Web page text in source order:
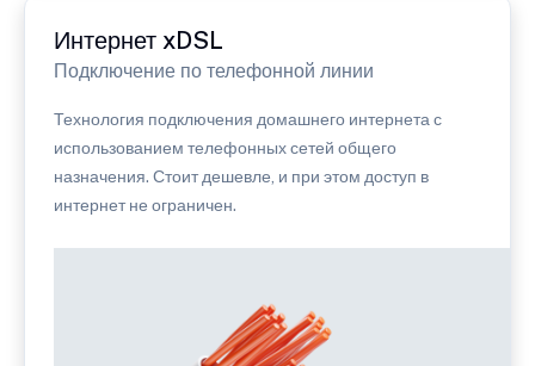
Интернет xDSL
Подключение по телефонной линии
Технология подключения домашнего интернета с
использованием телефонных сетей общего
назначения. Стоит дешевле, и при этом доступ в
интернет не ограничен.